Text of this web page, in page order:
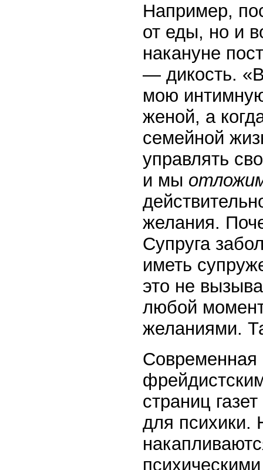
Например,
от еды, но и
накануне
— дикость.
мою
женой, а
семейной
управлять
и мы
желания.
Супруга
иметь
это не
любой
желаниями.
Современная
страниц
для психики.